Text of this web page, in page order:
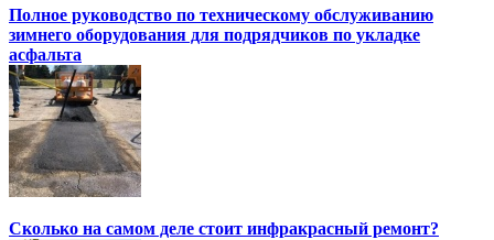
Полное руководство по техническому обслуживанию
зимнего оборудования для подрядчиков по укладке
асфальта
Сколько на самом деле стоит инфракрасный ремонт?